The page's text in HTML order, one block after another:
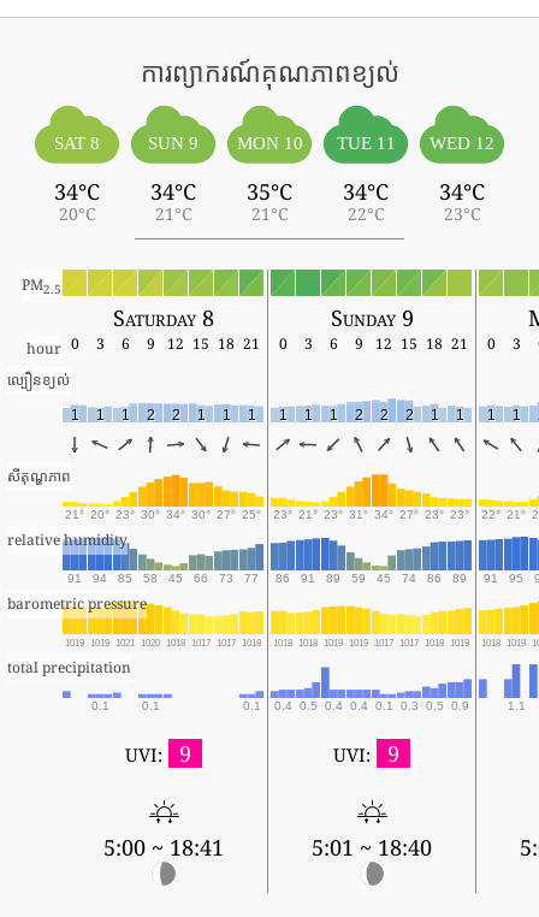
ការព្យាករណ៍គុណភាពខ្យល់
SAT 8
34°C
20°C
SUN 9
34°C
21°C
MON 10
35°C
21°C
TUE 11
34°C
22°C
WED 12
34°C
23°C
PM2.5
Saturday 8 Sunday 9
hour 0 3 6 9 12 15 18 21 0 3 6 9 12 15 18 21 0 3
ល្បឿនខ្យល់
1 1 1 2 2 1 1 1 1 1 1 2 2 2 1 1 1 1
សីតុណ្ហភាព
21° 20° 23° 30° 34° 30° 27° 25° 23° 21° 23° 31° 34° 27° 23° 23° 22° 21°
relative humidity
91 94 85 58 45 66 73 77 86 91 89 59 45 74 86 89 91 95
barometric pressure
1019 1019 1021 1020 1018 1017 1017 1018 1018 1018 1019 1019 1017 1017 1018 1019 1018 1019
total precipitation
0.1 0.1 0.1 0.4 0.5 0.4 0.4 0.1 0.3 0.5 0.9 1.1
UVI: 9
5:00 ~ 18:41
UVI: 9
5:01 ~ 18:40